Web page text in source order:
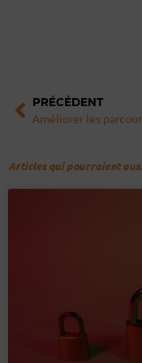
PRÉCÉDENT
Améliorer les
Articles qui pourraient